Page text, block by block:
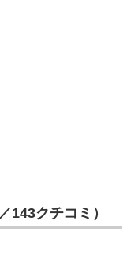
143クチコミ）